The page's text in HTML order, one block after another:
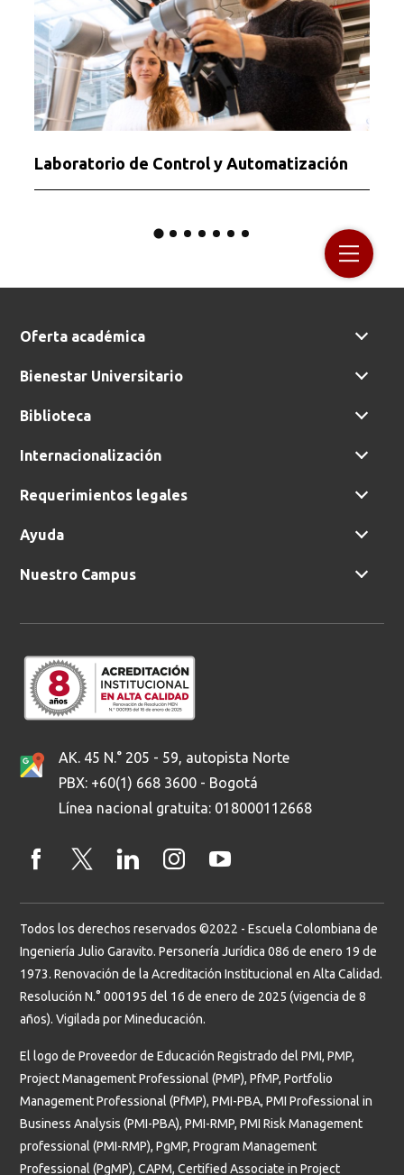
Laboratorio de Control y Automatización
Oferta académica
Bienestar Universitario
Biblioteca
Internacionalización
Requerimientos legales
Ayuda
Nuestro Campus
AK. 45 N.° 205 - 59, autopista Norte
PBX: +60(1) 668 3600 - Bogotá
Línea nacional gratuita: 018000112668
Todos los derechos reservados ©2022 - Escuela Colombiana de
Ingeniería Julio Garavito. Personería Jurídica 086 de enero 19 de
1973. Renovación de la Acreditación Institucional en Alta Calidad.
Resolución N.° 000195 del 16 de enero de 2025 (vigencia de 8
años). Vigilada por Mineducación.
El logo de Proveedor de Educación Registrado del PMI, PMP,
Project Management Professional (PMP), PfMP, Portfolio
Management Professional (PfMP), PMI-PBA, PMI Professional in
Business Analysis (PMI-PBA), PMI-RMP, PMI Risk Management
professional (PMI-RMP), PgMP, Program Management
Professional (PgMP), CAPM, Certified Associate in Project